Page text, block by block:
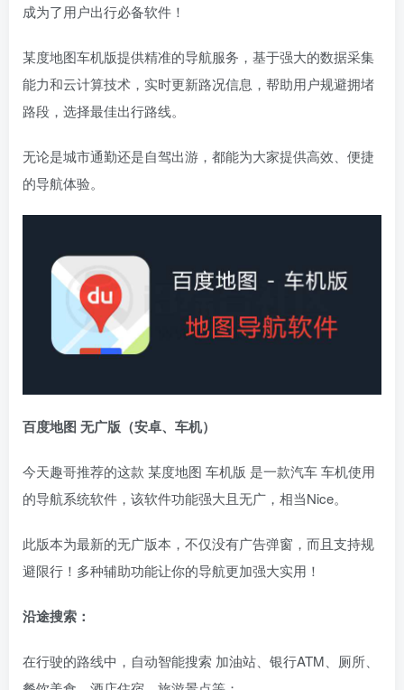
成为了用户出行必备软件！​
某度地图车机版提供精准的导航服务，基于强大的数据采集
能力和云计算技术，实时更新路况信息，帮助用户规避拥堵
路段，选择最佳出行路线。
无论是城市通勤还是自驾出游，都能为大家提供高效、便捷
的导航体验。
百度地图 无广版（安卓、车机）
今天趣哥推荐的这款 某度地图 车机版 是一款汽车 车机使用
的导航系统软件，该软件功能强大且无广，相当Nice。
此版本为最新的无广版本，不仅没有广告弹窗，而且支持规
避限行！多种辅助功能让你的导航更加强大实用！
沿途搜索：
在行驶的路线中，自动智能搜索 加油站、银行ATM、厕所、